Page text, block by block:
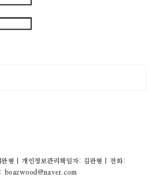
형 | 개인정보관리책임자: 김완형 | 전화: